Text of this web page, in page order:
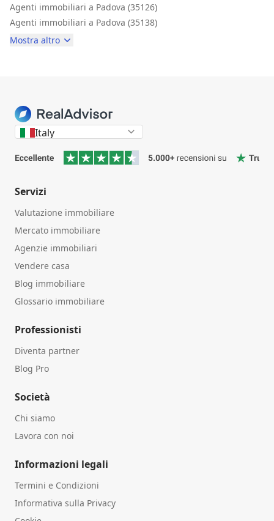
Agenti immobiliari a Padova (35126)
Agenti immobiliari a Padova (35138)
Mostra altro
Italy
Servizi
Valutazione immobiliare
Mercato immobiliare
Agenzie immobiliari
Vendere casa
Blog immobiliare
Glossario immobiliare
Professionisti
Diventa partner
Blog Pro
Società
Chi siamo
Lavora con noi
Informazioni legali
Termini e Condizioni
Informativa sulla Privacy